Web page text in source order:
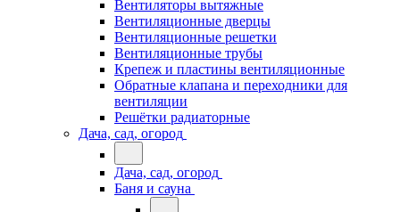
Вентиляторы вытяжные
Вентиляционные дверцы
Вентиляционные решетки
Вентиляционные трубы
Крепеж и пластины вентиляционные
Обратные клапана и переходники для
вентиляции
Решётки радиаторные
Дача, сад, огород
Дача, сад, огород
Баня и сауна